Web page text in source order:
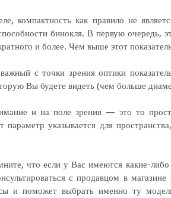
компактность как правило не
бинокля. В первую очередь,
и более. Чем выше этот
с точки зрения оптики
Вы будете видеть (чем больше
и на поле зрения — это то
параметр указывается для
что если у Вас имеются какие-
с продавцом в
и поможет выбрать именно ту